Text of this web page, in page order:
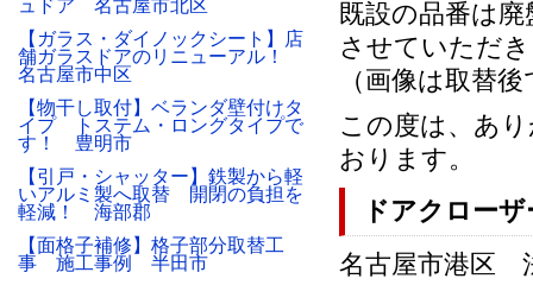
既設の品番は
させていただ
（画像は取替
この度は、あ
おります。
ドアクロー
名古屋市港区
ュドア 名古屋市北区
【ガラス・ダイノックシート】店
舗ガラスドアのリニューアル！
名古屋市中区
【物干し取付】ベランダ壁付けタ
イプ トステム・ロングタイプで
す！ 豊明市
【引戸・シャッター】鉄製から軽
いアルミ製へ取替 開閉の負担を
軽減！ 海部郡
【面格子補修】格子部分取替工
事 施工事例 半田市